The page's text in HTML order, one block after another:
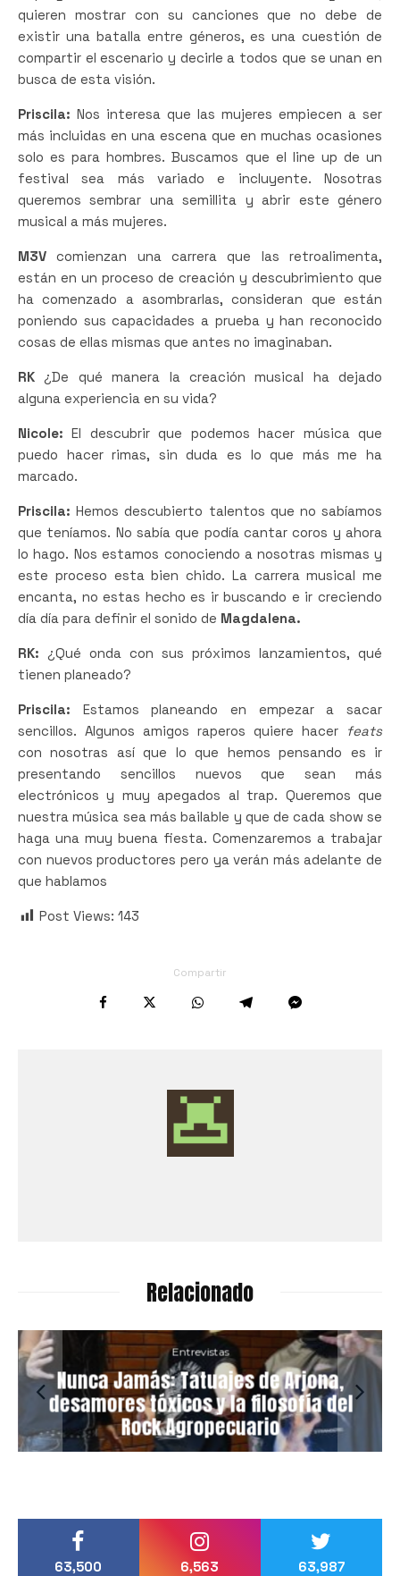
quieren mostrar con su canciones que no debe de
existir una batalla entre géneros, es una cuestión de
compartir el escenario y decirle a todos que se unan en
busca de esta visión.
Priscila: Nos interesa que las mujeres empiecen a ser
más incluidas en una escena que en muchas ocasiones
solo es para hombres. Buscamos que el line up de un
festival sea más variado e incluyente. Nosotras
queremos sembrar una semillita y abrir este género
musical a más mujeres.
M3Vcomienzan una carrera que las retroalimenta,
están en un proceso de creación y descubrimiento que
ha comenzado a asombrarlas, consideran que están
poniendo sus capacidades a prueba y han reconocido
cosas de ellas mismas que antes no imaginaban.
RK ¿De qué manera la creación musical ha dejado
alguna experiencia en su vida?
Nicole: El descubrir que podemos hacer música que
puedo hacer rimas, sin duda es lo que más me ha
marcado.
Priscila: Hemos descubierto talentos que no sabíamos
que teníamos. No sabía que podía cantar coros y ahora
lo hago. Nos estamos conociendo a nosotras mismas y
este proceso esta bien chido. La carrera musical me
encanta, no estas hecho es ir buscando e ir creciendo
día día para definir el sonido de Magdalena.
RK: ¿Qué onda con sus próximos lanzamientos, qué
tienen planeado?
Priscila: Estamos planeando en empezar a sacar
sencillos. Algunos amigos raperos quiere hacer feats
con nosotras así que lo que hemos pensando es ir
presentando sencillos nuevos que sean más
electrónicos y muy apegados al trap. Queremos que
nuestra música sea más bailable y que de cada show se
haga una muy buena fiesta. Comenzaremos a trabajar
con nuevos productores pero ya verán más adelante de
que hablamos
Post Views: 143
Compartir
Relacionado
Entrevistas
Nunca Jamás: Tatuajes de Arjona,
desamores tóxicos y la filosofía del
Rock Agropecuario
63,500 6,563 63,987